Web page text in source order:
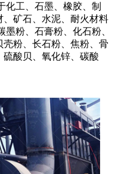
化工、石墨、橡胶、制
矿石、水泥、耐火材料
粉、石膏粉、化石粉、
粉、长石粉、焦粉、骨
酸贝、氧化锌、碳酸